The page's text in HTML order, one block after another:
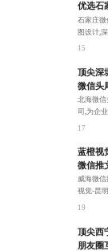
优选石
石家庄微
图设计,
销物料
15
顶尖深
微信头
北海微信
司,为企
用户粘性
17
蓝橙视
微信推
威海微
视觉-昆
面图到
19
顶尖西
朋友圈